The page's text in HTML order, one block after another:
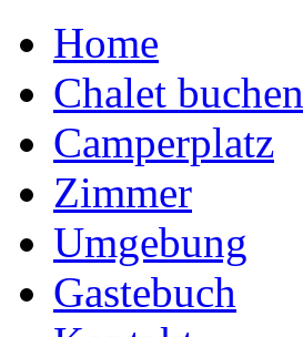
Home
Chalet buchen
Camperplatz
Zimmer
Umgebung
Gastebuch